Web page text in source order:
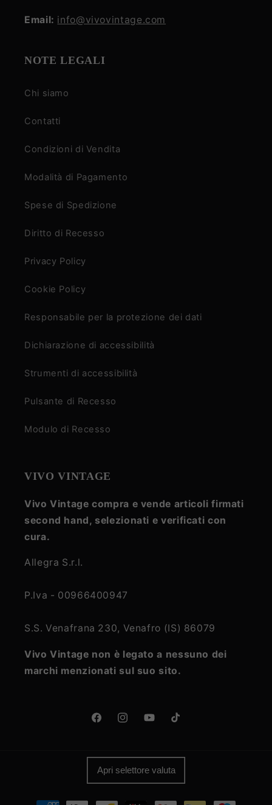
Email: info@vivovintage.com
NOTE LEGALI
Chi siamo
Contatti
Condizioni di Vendita
Modalità di Pagamento
Spese di Spedizione
Diritto di Recesso
Privacy Policy
Cookie Policy
Responsabile per la protezione dei dati
Dichiarazione di accessibilità
Strumenti di accessibilità
Pulsante di Recesso
Modulo di Recesso
VIVO VINTAGE
Vivo Vintage compra e vende articoli firmati
second hand, selezionati e verificati con
cura.
Allegra S.r.l.
P.Iva - 00966400947
S.S. Venafrana 230, Venafro (IS) 86079
Vivo Vintage non è legato a nessuno dei
marchi menzionati sul suo sito.
FacebookInstagramYouTubeTikTok
Apri selettore valuta
Metodi